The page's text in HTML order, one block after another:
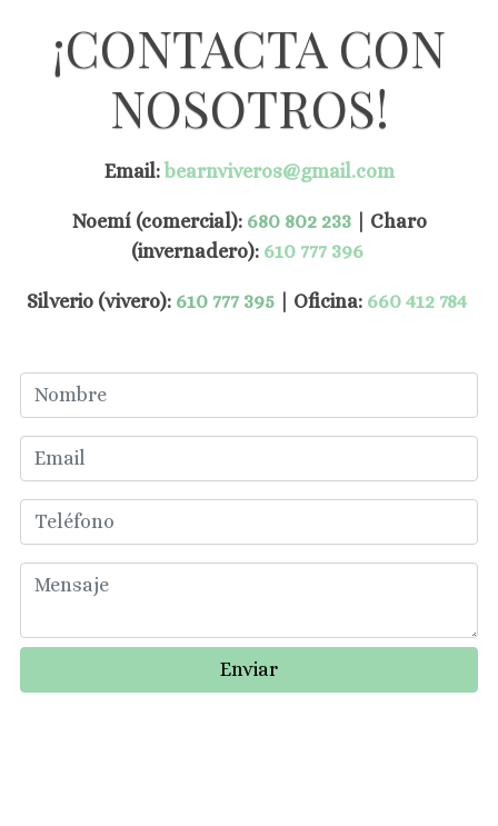
¡CONTACTA CON
NOSOTROS!
Email:bearnviveros@gmail.com
Noemí (comercial): 680 802 233
Charo
(invernadero): 610 777 396
Silverio (vivero): 610 777 395 | Oficina: 660 412 784
Enviar